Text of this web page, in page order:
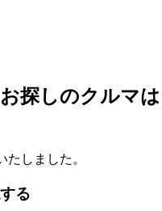
探しのクルマは
たしました。
る